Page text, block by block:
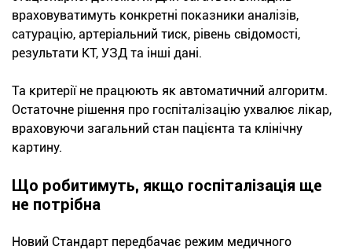
враховуватимуть конкретні показники аналізів,
сатурацію, артеріальний тиск, рівень свідомості,
результати КТ, УЗД та інші дані.
Та критерії не працюють як автоматичний алгоритм.
Остаточне рішення про госпіталізацію ухвалює лікар,
враховуючи загальний стан пацієнта та клінічну
картину.
Що робитимуть, якщо госпіталізація ще
не потрібна
Новий Стандарт передбачає режим медичного